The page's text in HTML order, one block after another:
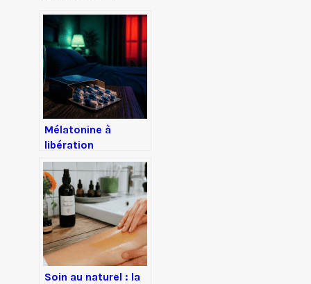
Mélatonine à
libération
prolongée : 50%
d’effet immédiat, 8
heures de diffusion,
pour en finir avec
les réveils
nocturnes
Soin au naturel : la